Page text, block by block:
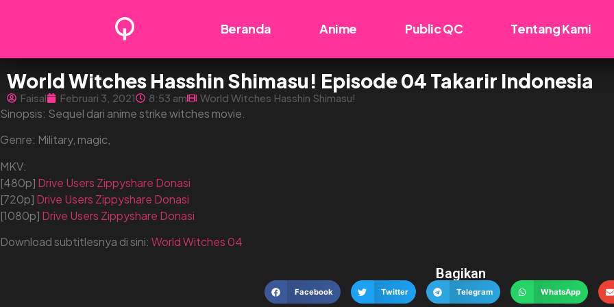
Beranda Anime Public QC Tentang Kami
World Witches Hasshin Shimasu! Episode 04 Takarir Indonesia
Faisal Februari 3, 2021 8:53 am World Witches Hasshin Shimasu!
Sinopsis: Sequel dari anime strike witches movie.
Genre: Military, magic,
MKV:
[480p] Drive Users Zippyshare Donasi
[720p] Drive Users Zippyshare Donasi
[1080p] Drive Users Zippyshare Donasi
Download subtitlesnya di sini: World Witches 04
Bagikan
Facebook Twitter Telegram WhatsApp